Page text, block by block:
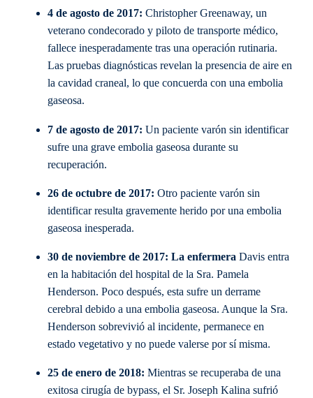
4 de agosto de 2017: Christopher Greenaway, un
veterano condecorado y piloto de transporte médico,
fallece inesperadamente tras una operación rutinaria.
Las pruebas diagnósticas revelan la presencia de aire en
la cavidad craneal, lo que concuerda con una embolia
gaseosa.
7 de agosto de 2017: Un paciente varón sin identificar
sufre una grave embolia gaseosa durante su
recuperación.
26 de octubre de 2017: Otro paciente varón sin
identificar resulta gravemente herido por una embolia
gaseosa inesperada.
30 de noviembre de 2017: La enfermera Davis entra
en la habitación del hospital de la Sra. Pamela
Henderson. Poco después, esta sufre un derrame
cerebral debido a una embolia gaseosa. Aunque la Sra.
Henderson sobrevivió al incidente, permanece en
estado vegetativo y no puede valerse por sí misma.
25 de enero de 2018: Mientras se recuperaba de una
exitosa cirugía de bypass, el Sr. Joseph Kalina sufrió